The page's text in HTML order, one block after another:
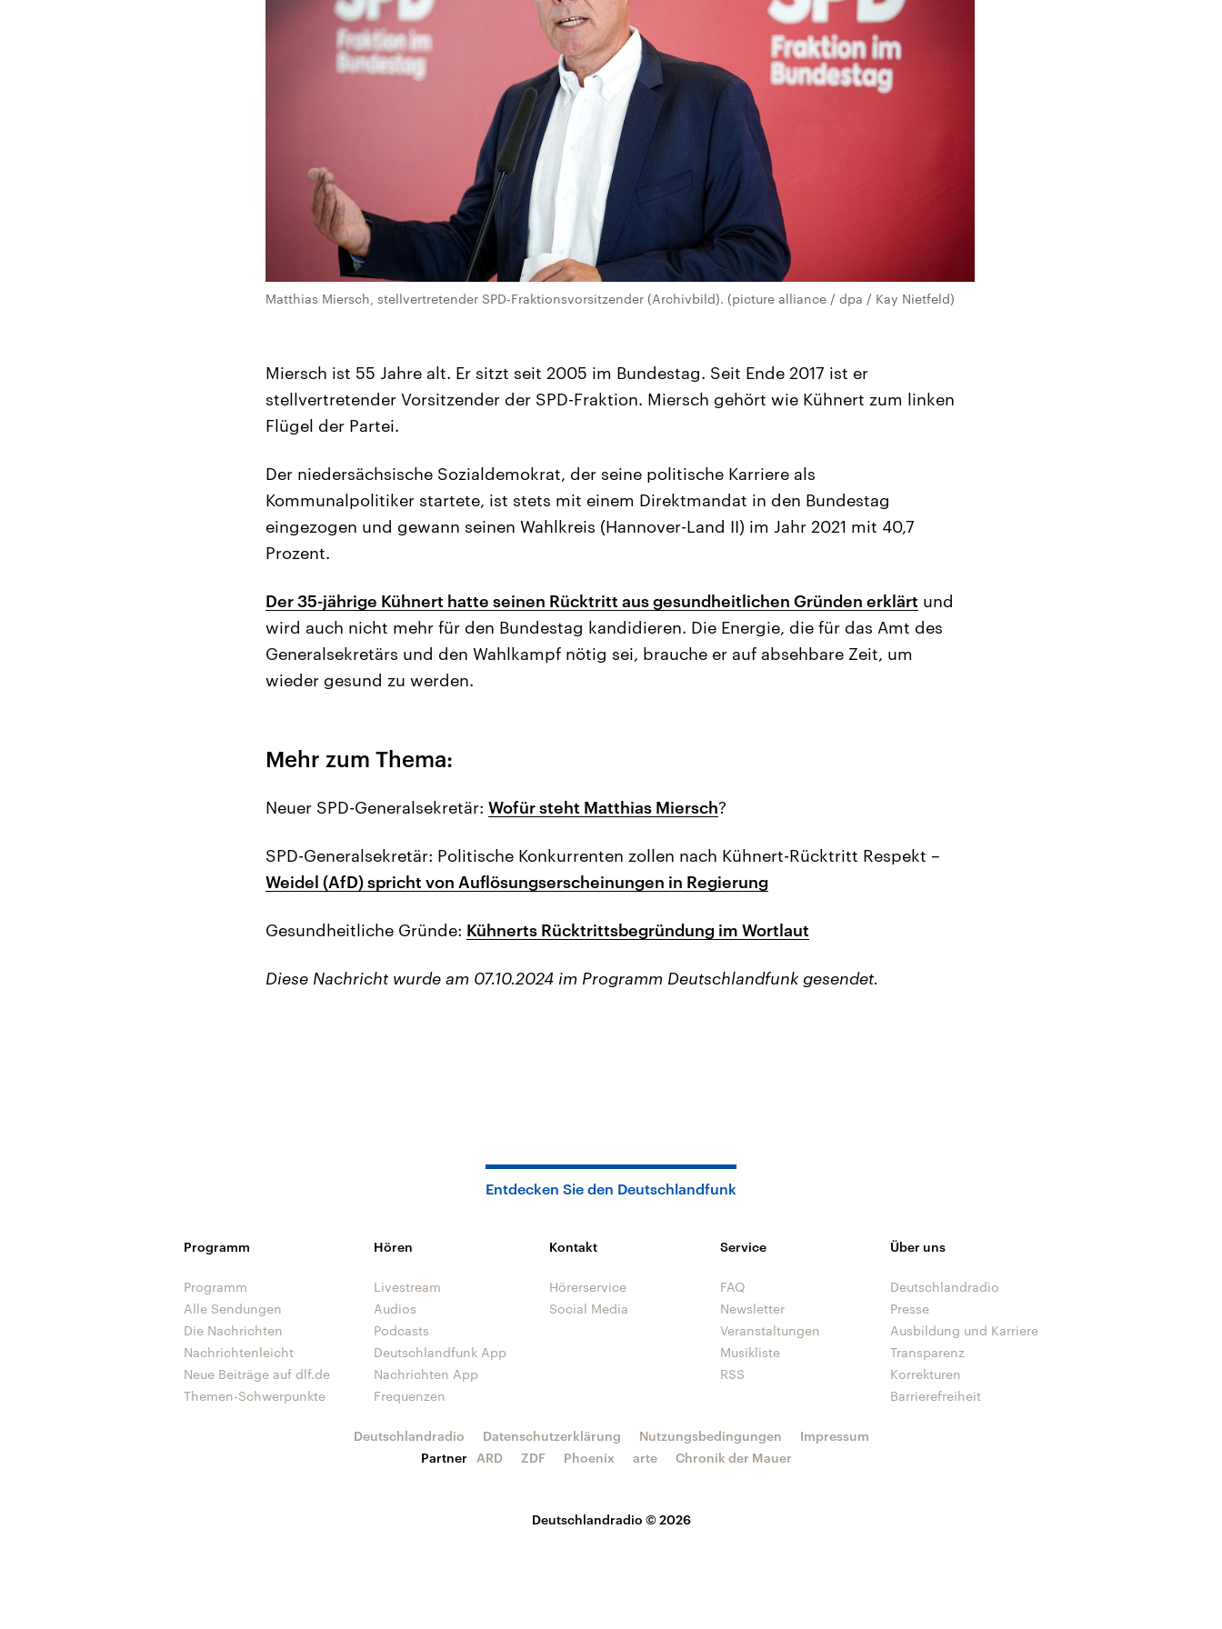
Matthias Miersch, stellvertretender SPD-Fraktionsvorsitzender (Archivbild). (picture alliance / dpa / Kay Nietfeld)
Miersch ist 55 Jahre alt. Er sitzt seit 2005 im Bundestag. Seit Ende 2017 ist er
stellvertretender Vorsitzender der SPD-Fraktion. Miersch gehört wie Kühnert zum linken
Flügel der Partei.
Der niedersächsische Sozialdemokrat, der seine politische Karriere als
Kommunalpolitiker startete, ist stets mit einem Direktmandat in den Bundestag
eingezogen und gewann seinen Wahlkreis (Hannover-Land II) im Jahr 2021 mit 40,7
Prozent.
Der 35-jährige Kühnert hatte seinen Rücktritt aus gesundheitlichen Gründen erklärt und
wird auch nicht mehr für den Bundestag kandidieren. Die Energie, die für das Amt des
Generalsekretärs und den Wahlkampf nötig sei, brauche er auf absehbare Zeit, um
wieder gesund zu werden.
Mehr zum Thema:
Neuer SPD-Generalsekretär: Wofür steht Matthias Miersch?
SPD-Generalsekretär: Politische Konkurrenten zollen nach Kühnert-Rücktritt Respekt –
Weidel (AfD) spricht von Auflösungserscheinungen in Regierung
Gesundheitliche Gründe: Kühnerts Rücktrittsbegründung im Wortlaut
Diese Nachricht wurde am 07.10.2024 im Programm Deutschlandfunk gesendet.
Entdecken Sie den Deutschlandfunk
Programm
Programm
Alle Sendungen
Die Nachrichten
Nachrichtenleicht
Neue Beiträge auf dlf.de
Themen-Schwerpunkte
Hören
Livestream
Audios
Podcasts
Deutschlandfunk App
Nachrichten App
Frequenzen
Kontakt
Hörerservice
Social Media
Service
FAQ
Newsletter
Veranstaltungen
Musikliste
RSS
Über uns
Deutschlandradio
Presse
Ausbildung und Karriere
Transparenz
Korrekturen
Barrierefreiheit
Deutschlandradio © 2026
Deutschlandradio Datenschutzerklärung Nutzungsbedingungen
Impressum
Partner
ARD ZDF Phoenix arte Chronik der Mauer